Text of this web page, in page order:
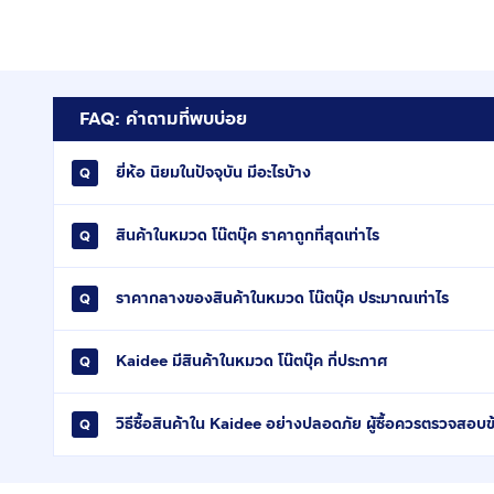
FAQ: คำถามที่พบบ่อย
ยี่ห้อ นิยมในปัจจุบัน มีอะไรบ้าง
สินค้าในหมวด โน๊ตบุ๊ค ราคาถูกที่สุดเท่าไร
ราคากลางของสินค้าในหมวด โน๊ตบุ๊ค ประมาณเท่าไร
Kaidee มีสินค้าในหมวด โน๊ตบุ๊ค กี่ประกาศ
วิธีซื้อสินค้าใน Kaidee อย่างปลอดภัย ผู้ซื้อควรตรวจสอบ